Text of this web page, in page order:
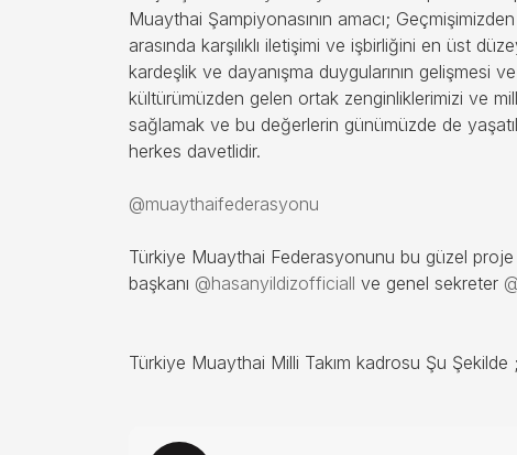
Muaythai Şampiyonasının amacı;
arasında karşılıklı iletişimi ve işbirliğini en üst
kardeşlik ve dayanışma duygularının gelişmesi
kültürümüzden gelen ortak zenginliklerimizi ve
sağlamak ve bu değerlerin günümüzde de
herkes davetlidir.
@muaythaifederasyonu
Türkiye Muaythai Federasyonunu bu güzel
başkanı @hasanyildizofficiall ve genel sekreter
Türkiye Muaythai Milli Takım kadrosu Şu Şekilde ;